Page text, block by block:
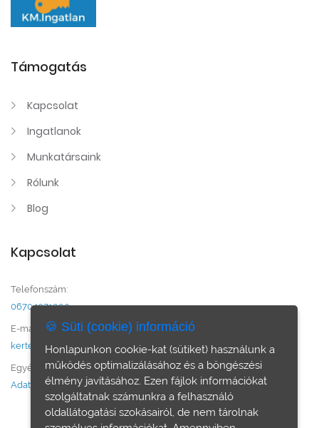
Támogatás
Kapcsolat
Ingatlanok
Munkatársaink
Rólunk
Blog
Kapcsolat
Telefonszám:
06704071990
E-mail:
kertesznemargo.ingatlan@gmail.com
Egyéb:
Adatvédelem
🍪 Süti (cookie) információ
Honlapunkon cookie-kat (sütiket) használunk a
működés optimalizálásához és a böngészési
élmény javításához. Ezen fájlok információkat
szolgáltatnak számunkra a felhasználó
oldallátogatási szokásairól, de nem tárolnak